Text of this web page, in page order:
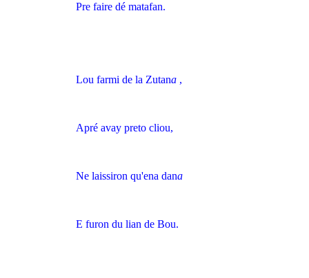
Pre faire dé matafan.
Lou farmi de la Zutana ,
Apré avay preto cliou,
Ne laissiron qu'ena dana
E furon du lian de Bou.